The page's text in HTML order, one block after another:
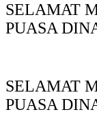
SELAMAT
PUASA
SELAMAT
PUASA